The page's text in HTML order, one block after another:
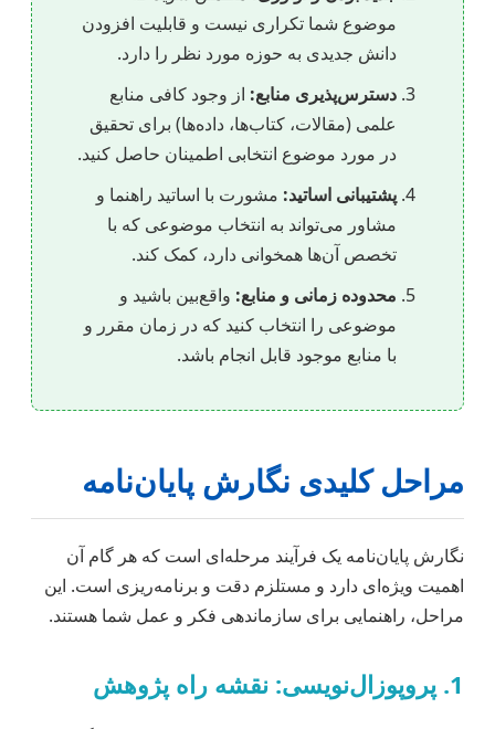
موضوع شما تکراری نیست و قابلیت افزودن
دانش جدیدی به حوزه مورد نظر را دارد.
دسترس‌پذیری منابع: از وجود کافی منابع
علمی (مقالات، کتاب‌ها، داده‌ها) برای تحقیق
در مورد موضوع انتخابی اطمینان حاصل کنید.
پشتیبانی اساتید: مشورت با اساتید راهنما و
مشاور می‌تواند به انتخاب موضوعی که با
تخصص آن‌ها همخوانی دارد، کمک کند.
محدوده زمانی و منابع: واقع‌بین باشید و
موضوعی را انتخاب کنید که در زمان مقرر و
با منابع موجود قابل انجام باشد.
مراحل کلیدی نگارش پایان‌نامه
نگارش پایان‌نامه یک فرآیند مرحله‌ای است که هر گام آن
اهمیت ویژه‌ای دارد و مستلزم دقت و برنامه‌ریزی است. این
مراحل، راهنمایی برای سازماندهی فکر و عمل شما هستند.
1. پروپوزال‌نویسی: نقشه راه پژوهش